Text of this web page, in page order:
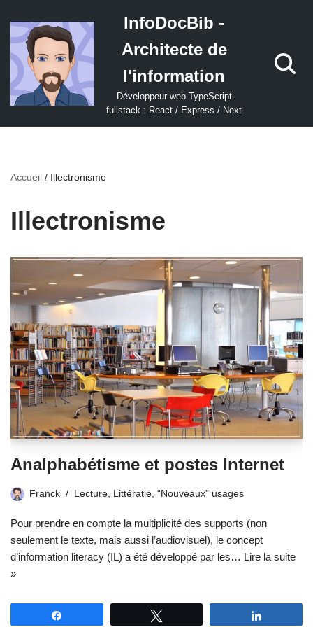
Aller
au
contenu
InfoDocBib -
Architecte de
l'information
Développeur web TypeScript
fullstack : React / Express / Next
Accueil / Illectronisme
Illectronisme
Analphabétisme et postes Internet
Franck Lecture, Littératie, “Nouveaux” usages
Pour prendre en compte la multiplicité des supports (non
seulement le texte, mais aussi l’audiovisuel), le concept
d’information literacy (IL) a été développé par les… Lire la suite
»